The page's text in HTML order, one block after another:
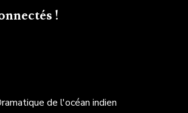
!
de l'océan indien